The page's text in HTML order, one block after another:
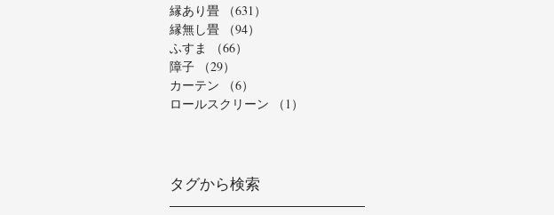
縁あり畳 （631）
縁無し畳
（94）
ふすま
（66）
障子
（29）
カーテン
（6）
ロールスクリーン
（1）
タグから検索